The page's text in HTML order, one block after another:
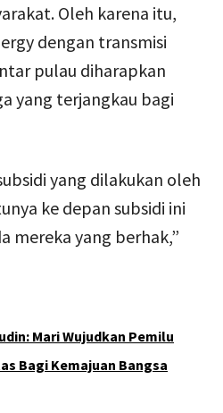
Oleh karena itu,
dengan transmisi
pulau diharapkan
yang terjangkau bagi
yang dilakukan oleh
ke depan subsidi ini
mereka yang berhak,”
Mari Wujudkan Pemilu
Bagi Kemajuan Bangsa